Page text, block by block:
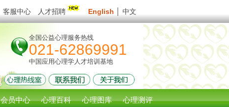
客服中心 人才招聘 English 中文
全国公益心理服务热线
021-62869991
中国应用心理学人才培训基地
会员中心 心理百科 心理图库 心理测评